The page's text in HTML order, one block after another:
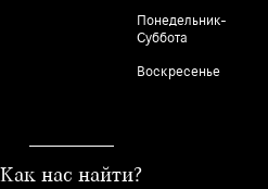
Понедельник-
Суббота
Воскресенье
Как нас найти?